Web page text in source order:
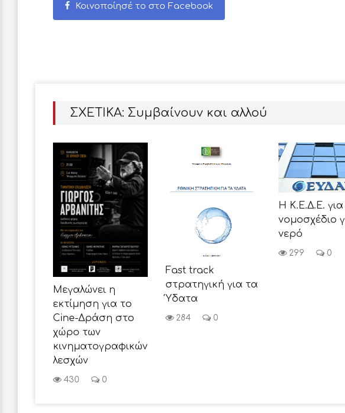
Κοινοποίησέ το στο Facebook
ΣΧΕΤΙΚΑ: Συμβαίνουν και αλλού
Μεγαλώνει η
εκτίμηση για το
Cine-Δράση στο
χώρο των
κινηματογραφικών
λεσχών
430 0
Fast track
στρατηγική για τα
Ύδατα
284 0
Η Κ.Ε.Δ.Ε. για
νομοσχέδιο
νερό
299 0